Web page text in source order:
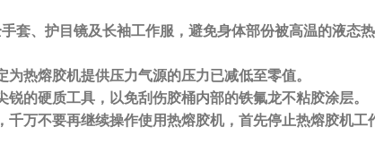
套、护目镜及长袖工作服，避免身体部份被高温的液态
定为热熔胶机提供压力气源的压力已减低至零值。
锐的硬质工具，以免刮伤胶桶内部的铁氟龙不粘胶涂
千万不要再继续操作使用热熔胶机，首先停止热熔胶机工